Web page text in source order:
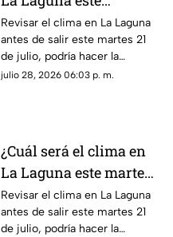
miércoles 29 de julio
2026?
Revisar el clima en La Laguna
antes de salir este martes 21
de julio, podría hacer la
diferencia entre un día
julio 28, 2026 06:03 p. m.
¿Cuál será el clima en
La Laguna este martes
28 de julio 2026?
Revisar el clima en La Laguna
antes de salir este martes 21
de julio, podría hacer la